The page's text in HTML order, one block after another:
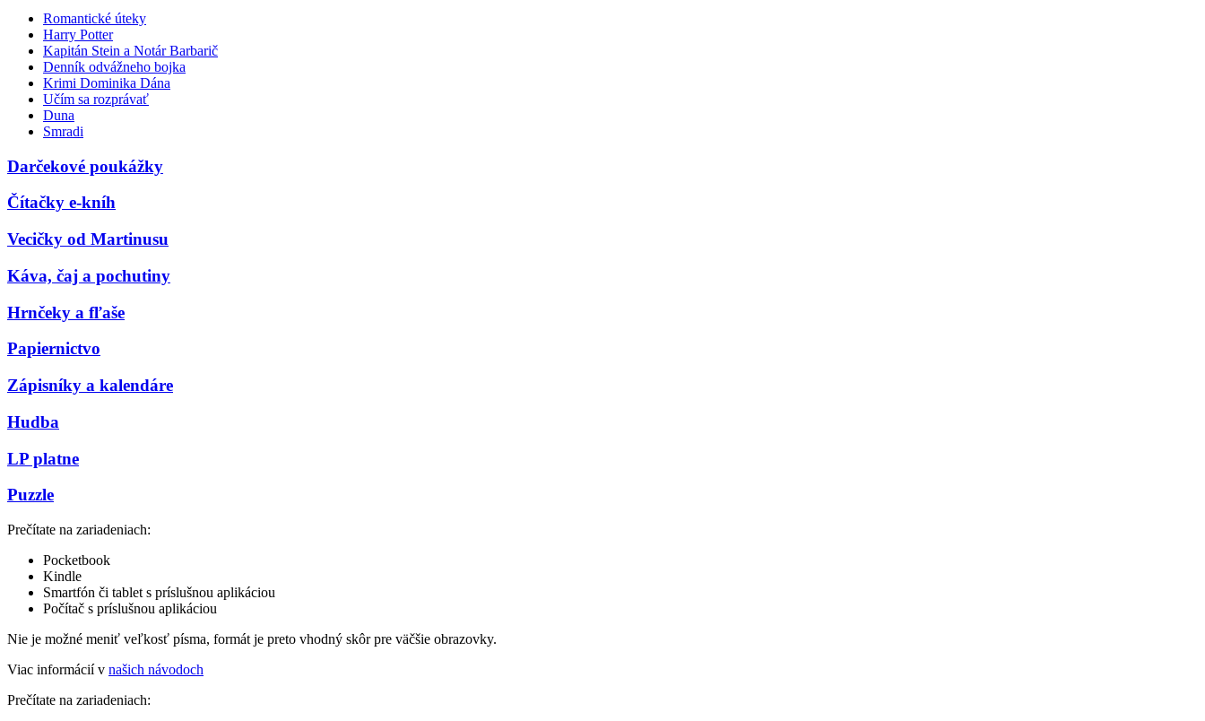
Romantické úteky
Harry Potter
Kapitán Stein a Notár Barbarič
Denník odvážneho bojka
Krimi Dominika Dána
Učím sa rozprávať
Duna
Smradi
Darčekové poukážky
Čítačky e-kníh
Vecičky od Martinusu
Káva, čaj a pochutiny
Hrnčeky a fľaše
Papiernictvo
Zápisníky a kalendáre
Hudba
LP platne
Puzzle
Prečítate na zariadeniach:
Pocketbook
Kindle
Smartfón či tablet s príslušnou aplikáciou
Počítač s príslušnou aplikáciou
Nie je možné meniť veľkosť písma, formát je preto vhodný skôr pre väčšie obrazovky.
Viac informácií v našich návodoch
Prečítate na zariadeniach: